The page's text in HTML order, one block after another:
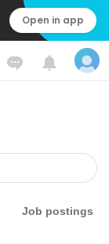
Open in app
Job postings